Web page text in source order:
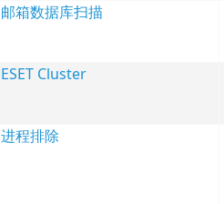
邮箱数据库扫描
ESET Cluster
进程排除